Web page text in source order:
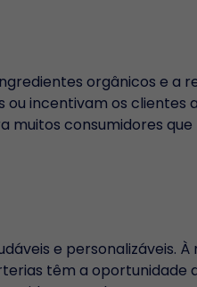
orgânicos e a
incentivam os clientes
consumidores
e personalizáveis. À
têm a oportunidade